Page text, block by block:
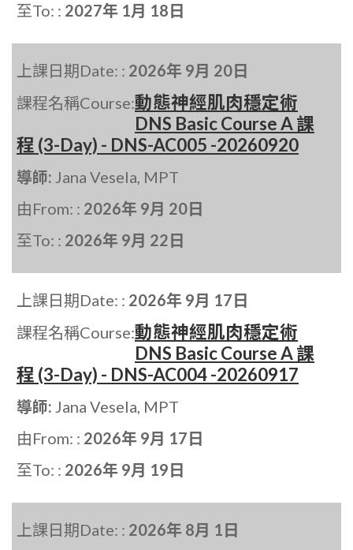
至To: : 2027年 1月 18日
上課日期Date: : 2026年 9月 20日
課程名稱Course:動態神經肌肉穩定術
DNS Basic Course A 課
程 (3-Day) - DNS-AC005 -20260920
導師: Jana Vesela, MPT
由From: : 2026年 9月 20日
至To: : 2026年 9月 22日
上課日期Date: : 2026年 9月 17日
課程名稱Course:動態神經肌肉穩定術
DNS Basic Course A 課
程 (3-Day) - DNS-AC004 -20260917
導師: Jana Vesela, MPT
由From: : 2026年 9月 17日
至To: : 2026年 9月 19日
上課日期Date: : 2026年 8月 1日